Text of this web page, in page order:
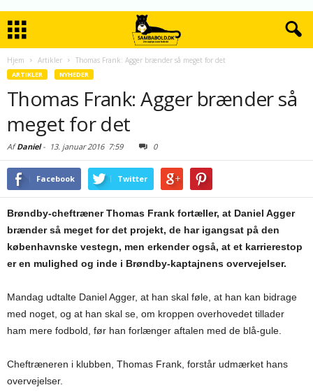
Hjem Artikler Thomas Frank: Agger brænder så meget for det
ARTIKLER NYHEDER
Thomas Frank: Agger brænder så
meget for det
AfDaniel- 13. januar 20167:59 0
Facebook Twitter
Brøndby-cheftræner Thomas Frank fortæller, at Daniel Agger
brænder så meget for det projekt, de har igangsat på den
københavnske vestegn, men erkender også, at et karrierestop
er en mulighed og inde i Brøndby-kaptajnens overvejelser.
Mandag udtalte Daniel Agger, at han skal føle, at han kan bidrage
med noget, og at han skal se, om kroppen overhovedet tillader
ham mere fodbold, før han forlænger aftalen med de blå-gule.
Cheftræneren i klubben, Thomas Frank, forstår udmærket hans
overvejelser.